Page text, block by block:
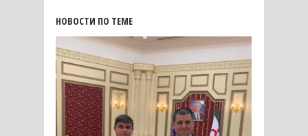
НОВОСТИ ПО ТЕМЕ